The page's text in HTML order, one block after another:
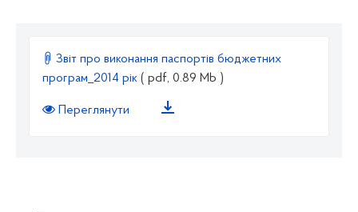
Звіт про виконання паспортів бюджетних
програм_2014 рік ( pdf, 0.89 Mb )
Переглянути